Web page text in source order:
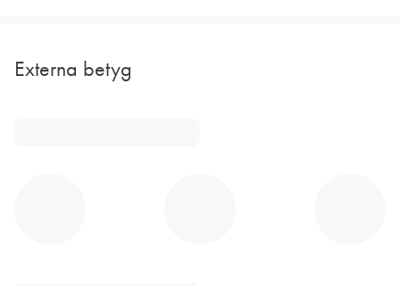
Externa betyg